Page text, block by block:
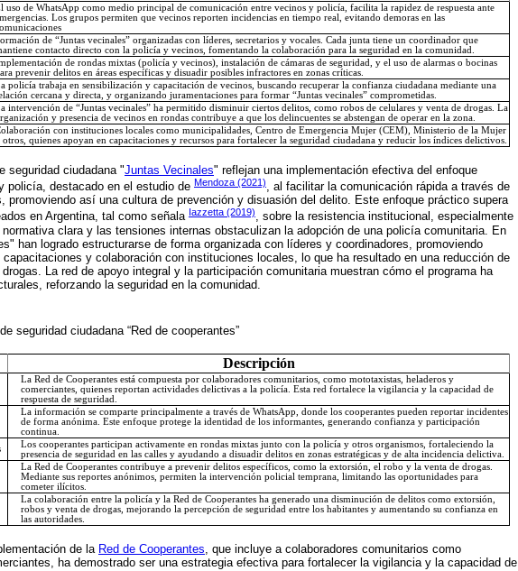
uso de WhatsApp como medio principal de comunicación entre vecinos y policía, facilita la rapidez de respuesta ante
Los grupos permiten que vecinos reporten incidencias en tiempo real, evitando demoras en las
de “Juntas vecinales” organizadas con líderes, secretarios y vocales. Cada junta tiene un coordinador que
contacto directo con la policía y vecinos, fomentando la colaboración para la seguridad en la comunidad.
de rondas mixtas (policía y vecinos), instalación de cámaras de seguridad, y el uso de alarmas o bocinas
prevenir delitos en áreas específicas y disuadir posibles infractores en zonas críticas.
policía trabaja en sensibilización y capacitación de vecinos, buscando recuperar la confianza ciudadana mediante una
cercana y directa, y organizando juramentaciones para formar “Juntas vecinales” comprometidas.
intervención de “Juntas vecinales” ha permitido disminuir ciertos delitos, como robos de celulares y venta de drogas. La
y presencia de vecinos en rondas contribuye a que los delincuentes se abstengan de operar en la zona.
con instituciones locales como municipalidades, Centro de Emergencia Mujer (CEM), Ministerio de la Mujer
otros, quienes apoyan en capacitaciones y recursos para fortalecer la seguridad ciudadana y reducir los índices delictivos.
seguridad ciudadana "Juntas Vecinales" reflejan una implementación efectiva del enfoque
policía, destacado en el estudio de Mendoza (2021), al facilitar la comunicación rápida a través de
promoviendo así una cultura de prevención y disuasión del delito. Este enfoque práctico supera
en Argentina, tal como señala Iazzetta (2019), sobre la resistencia institucional, especialmente
clara y las tensiones internas obstaculizan la adopción de una policía comunitaria. En
han logrado estructurarse de forma organizada con líderes y coordinadores, promoviendo
y colaboración con instituciones locales, lo que ha resultado en una reducción de
La red de apoyo integral y la participación comunitaria muestran cómo el programa ha
reforzando la seguridad en la comunidad.
seguridad ciudadana “Red de cooperantes”
Descripción
La Red de Cooperantes está compuesta por colaboradores comunitarios, como mototaxistas, heladeros y
comerciantes, quienes reportan actividades delictivas a la policía. Esta red fortalece la vigilancia y la capacidad de
respuesta de seguridad.
La información se comparte principalmente a través de WhatsApp, donde los cooperantes pueden reportar incidentes
de forma anónima. Este enfoque protege la identidad de los informantes, generando confianza y participación
continua.
Los cooperantes participan activamente en rondas mixtas junto con la policía y otros organismos, fortaleciendo la
presencia de seguridad en las calles y ayudando a disuadir delitos en zonas estratégicas y de alta incidencia delictiva.
La Red de Cooperantes contribuye a prevenir delitos específicos, como la extorsión, el robo y la venta de drogas.
Mediante sus reportes anónimos, permiten la intervención policial temprana, limitando las oportunidades para
cometer ilícitos.
La colaboración entre la policía y la Red de Cooperantes ha generado una disminución de delitos como extorsión,
robos y venta de drogas, mejorando la percepción de seguridad entre los habitantes y aumentando su confianza en
las autoridades.
de la Red de Cooperantes, que incluye a colaboradores comunitarios como
ha demostrado ser una estrategia efectiva para fortalecer la vigilancia y la capacidad de